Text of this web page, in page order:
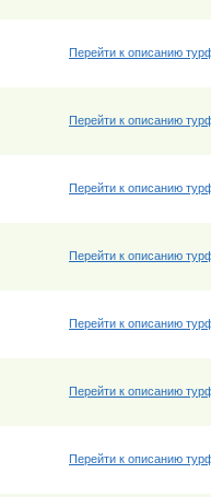
Перейти к описанию
Перейти к описанию
Перейти к описанию
Перейти к описанию
Перейти к описанию
Перейти к описанию
Перейти к описанию